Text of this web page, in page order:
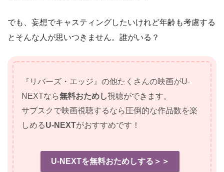
でも、妄想でキャスティングしたいけれど年齢も考慮する
とそんな人が思いつきません。誰がいる？
『リバーズ・エッジ』の他たくさんの映画がU-
NEXTなら無料おためし視聴ができます。
サブスクで映画視聴するなら圧倒的な作品数を楽
しめるU-NEXTがおすすめです！
U-NEXTを無料おためしする＞＞